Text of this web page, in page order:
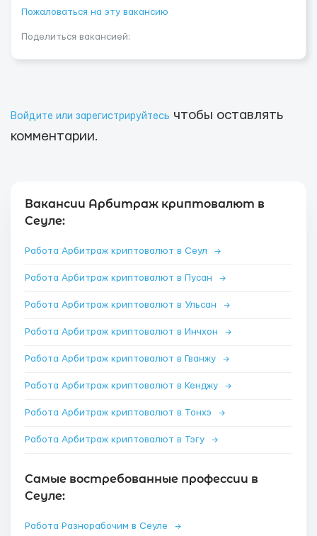
Пожаловаться на эту вакансию
Поделиться вакансией:
Войдите или зарегистрируйтесь чтобы оставлять
комментарии.
Вакансии Арбитраж криптовалют в
Сеуле:
Работа Арбитраж криптовалют в Сеул →
Работа Арбитраж криптовалют в Пусан →
Работа Арбитраж криптовалют в Ульсан →
Работа Арбитраж криптовалют в Инчхон →
Работа Арбитраж криптовалют в Гванжу →
Работа Арбитраж криптовалют в Кенджу →
Работа Арбитраж криптовалют в Тонхэ →
Работа Арбитраж криптовалют в Тэгу →
Самые востребованные профессии в
Сеуле:
Работа Разнорабочим в Сеуле →